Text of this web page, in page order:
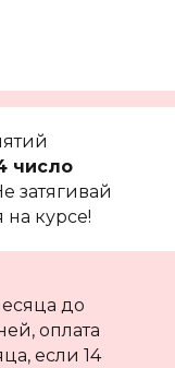
число
затягивай
курсе!
до
оплата
если 14